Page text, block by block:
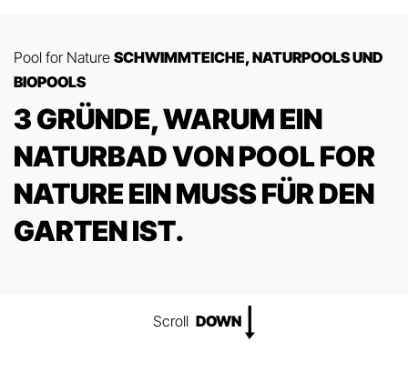
Pool for Nature SCHWIMMTEICHE, NATURPOOLS UND
BIOPOOLS
3GRÜNDE,WARUMEIN
NATURBADVONPOOLFOR
NATUREEINMUSSFÜRDEN
GARTENIST.
Scroll DOWN